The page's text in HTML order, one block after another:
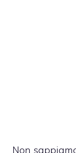
Non